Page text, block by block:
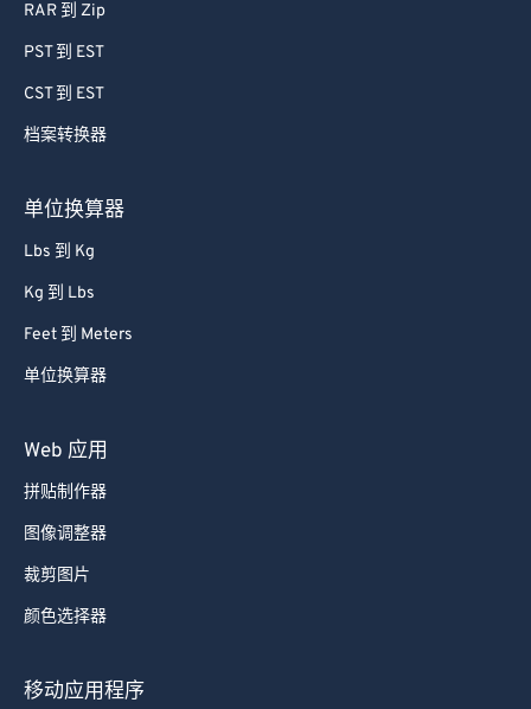
RAR 到 Zip
PST 到 EST
CST 到 EST
档案转换器
单位换算器
Lbs 到 Kg
Kg 到 Lbs
Feet 到 Meters
单位换算器
Web 应用
拼贴制作器
图像调整器
裁剪图片
颜色选择器
移动应用程序